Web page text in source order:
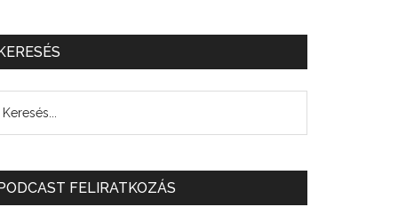
FELIRATKOZÁS